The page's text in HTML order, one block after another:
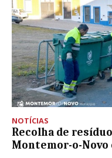
NOTÍCIAS
Recolha de
Montemor-o-Novo